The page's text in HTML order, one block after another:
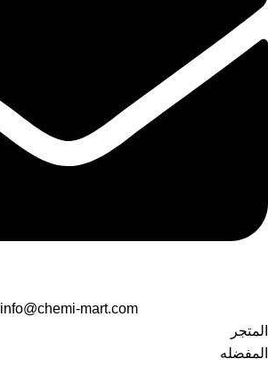
info@chemi-mart.com
المتجر
المفضله